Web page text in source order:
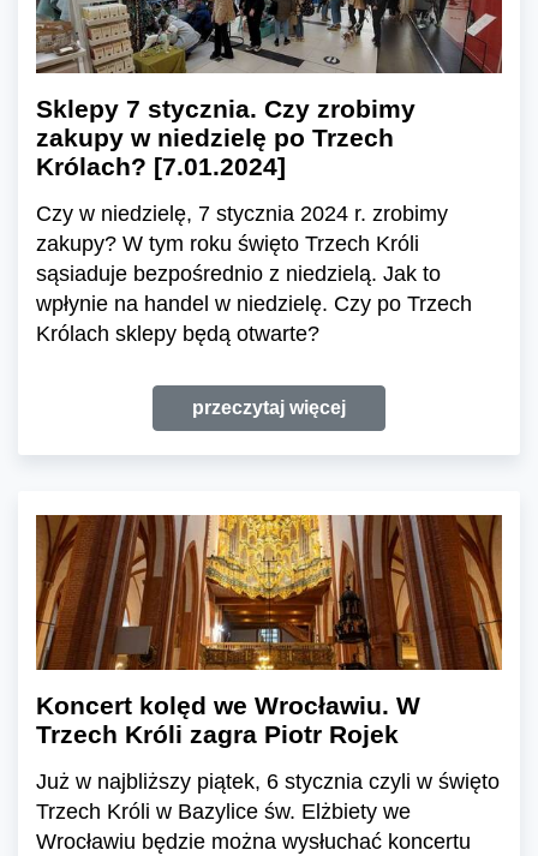
Sklepy 7 stycznia. Czy zrobimy
zakupy w niedzielę po Trzech
Królach? [7.01.2024]
Czy w niedzielę, 7 stycznia 2024 r. zrobimy
zakupy? W tym roku święto Trzech Króli
sąsiaduje bezpośrednio z niedzielą. Jak to
wpłynie na handel w niedzielę. Czy po Trzech
Królach sklepy będą otwarte?
przeczytaj więcej
Koncert kolęd we Wrocławiu. W
Trzech Króli zagra Piotr Rojek
Już w najbliższy piątek, 6 stycznia czyli w święto
Trzech Króli w Bazylice św. Elżbiety we
Wrocławiu będzie można wysłuchać koncertu